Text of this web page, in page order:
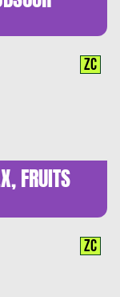
FRUITS
ZC
ZC